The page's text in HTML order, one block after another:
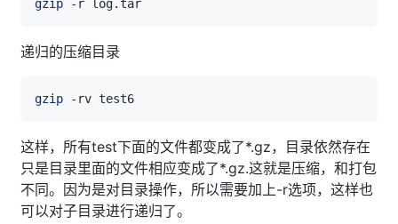
gzip
递归的压缩目录
gzip
这样，所有test下面的文件都变成了*.gz，目录依然存在
只是目录里面的文件相应变成了*.gz.这就是压缩，和打包
不同。因为是对目录操作，所以需要加上-r选项，这样也
可以对子目录进行递归了。